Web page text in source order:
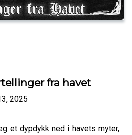
fra havet
2025
et dypdykk ned i havets myter,